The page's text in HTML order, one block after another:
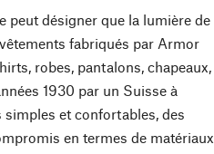
peut désigner que la lumière de
fabriqués par Armor
robes, pantalons, chapeaux,
1930 par un Suisse à
et confortables, des
en termes de matériaux